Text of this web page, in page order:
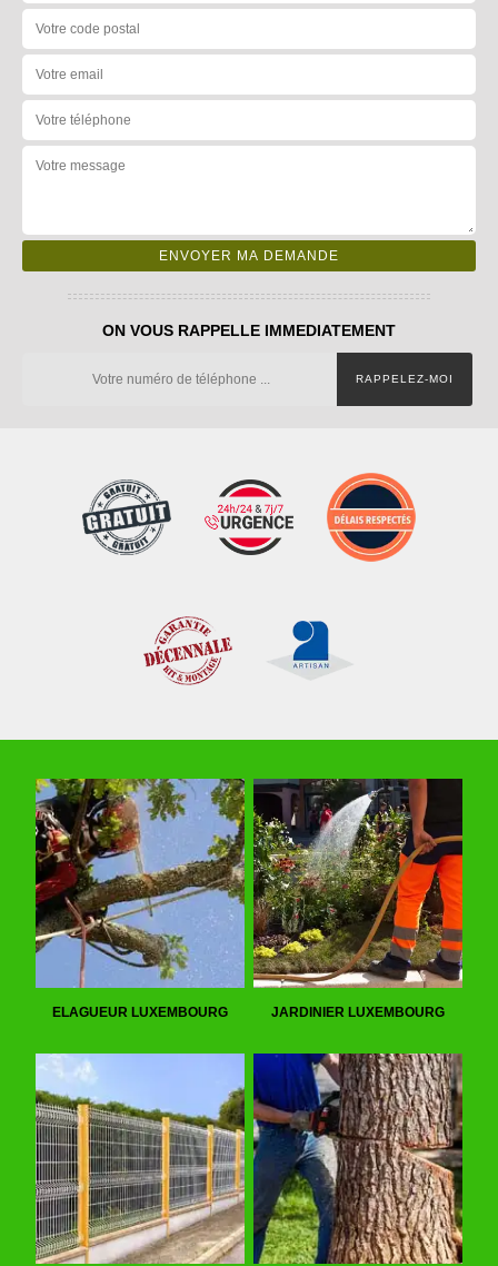
ON VOUS RAPPELLE IMMEDIATEMENT
ELAGUEUR LUXEMBOURG JARDINIER LUXEMBOURG